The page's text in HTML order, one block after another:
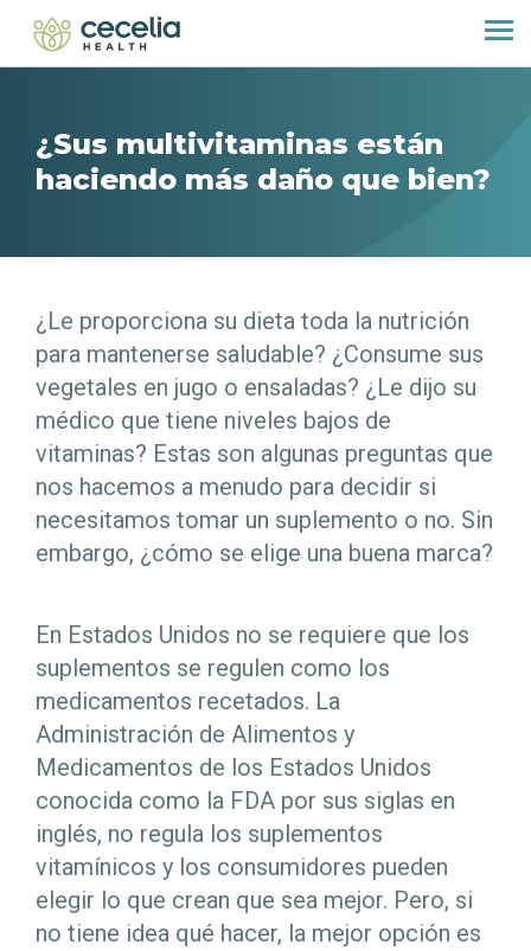
¿Sus multivitaminas están
haciendo más daño que bien?
¿Le proporciona su dieta toda la nutrición
para mantenerse saludable? ¿Consume sus
vegetales en jugo o ensaladas? ¿Le dijo su
médico que tiene niveles bajos de
vitaminas? Estas son algunas preguntas que
nos hacemos a menudo para decidir si
necesitamos tomar un suplemento o no. Sin
embargo, ¿cómo se elige una buena marca?
En Estados Unidos no se requiere que los
suplementos se regulen como los
medicamentos recetados. La
Administración de Alimentos y
Medicamentos de los Estados Unidos
conocida como la FDA por sus siglas en
inglés, no regula los suplementos
vitamínicos y los consumidores pueden
elegir lo que crean que sea mejor. Pero, si
no tiene idea qué hacer, la mejor opción es